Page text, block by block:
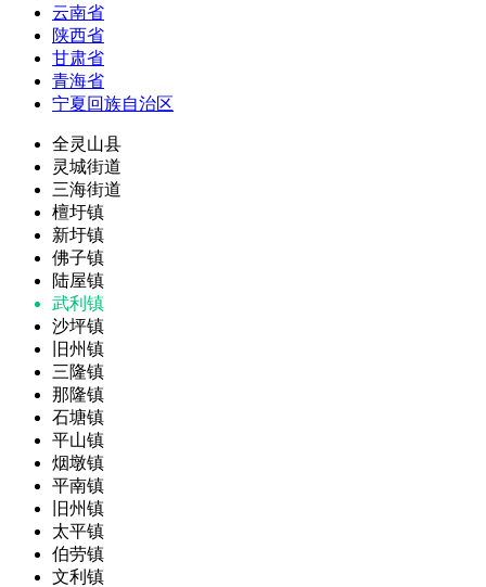
云南省
陕西省
甘肃省
青海省
宁夏回族自治区
全灵山县
灵城街道
三海街道
檀圩镇
新圩镇
佛子镇
陆屋镇
武利镇
沙坪镇
旧州镇
三隆镇
那隆镇
石塘镇
平山镇
烟墩镇
平南镇
旧州镇
太平镇
伯劳镇
文利镇